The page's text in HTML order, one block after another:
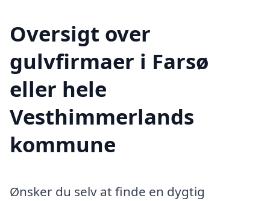
Oversigt over
gulvfirmaer i Farsø
eller hele
Vesthimmerlands
kommune
Ønsker du selv at finde en dygtig